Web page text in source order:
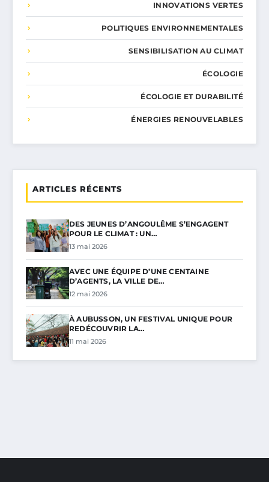
INNOVATIONS VERTES
POLITIQUES ENVIRONNEMENTALES
SENSIBILISATION AU CLIMAT
ÉCOLOGIE
ÉCOLOGIE ET DURABILITÉ
ÉNERGIES RENOUVELABLES
ARTICLES RÉCENTS
DES JEUNES D’ANGOULÊME S’ENGAGENT
POUR LE CLIMAT : UN…
13 mai 2026
AVEC UNE ÉQUIPE D’UNE CENTAINE
D’AGENTS, LA VILLE DE…
12 mai 2026
À AUBUSSON, UN FESTIVAL UNIQUE POUR
REDÉCOUVRIR LA…
11 mai 2026